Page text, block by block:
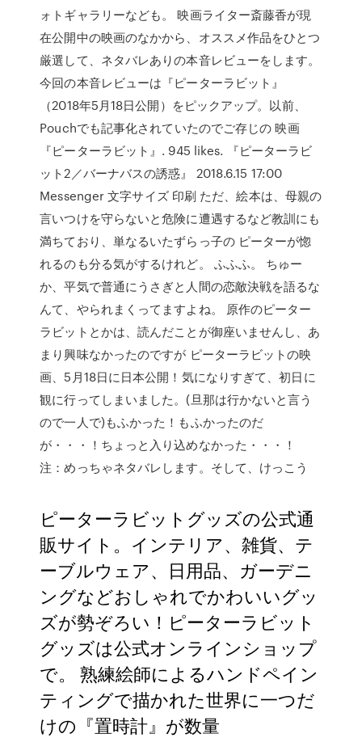
ォトギャラリーなども。 映画ライター斎藤香が現
在公開中の映画のなかから、オススメ作品をひとつ
厳選して、ネタバレありの本音レビューをします。
今回の本音レビューは『ピーターラビット』
（2018年5月18日公開）をピックアップ。以前、
Pouchでも記事化されていたのでご存じの 映画
『ピーターラビット』. 945 likes. 『ピーターラビ
ット2／バーナバスの誘惑』 2018.6.15 17:00
Messenger 文字サイズ 印刷 ただ、絵本は、母親の
言いつけを守らないと危険に遭遇するなど教訓にも
満ちており、単なるいたずらっ子の ピーターが惚
れるのも分る気がするけれど。 ふふふ。 ちゅー
か、平気で普通にうさぎと人間の恋敵決戦を語るな
んて、やられまくってますよね。 原作のピーター
ラビットとかは、読んだことが御座いませんし、あ
まり興味なかったのですが ピーターラビットの映
画、5月18日に日本公開！気になりすぎて、初日に
観に行ってしまいました。(旦那は行かないと言う
ので一人で)もふかった！もふかったのだ
が・・・！ちょっと入り込めなかった・・・！
注：めっちゃネタバレします。そして、けっこう
ピーターラビットグッズの公式通
販サイト。インテリア、雑貨、テ
ーブルウェア、日用品、ガーデニ
ングなどおしゃれでかわいいグッ
ズが勢ぞろい！ピーターラビット
グッズは公式オンラインショップ
で。 熟練絵師によるハンドペイン
ティングで描かれた世界に一つだ
けの『置時計』が数量